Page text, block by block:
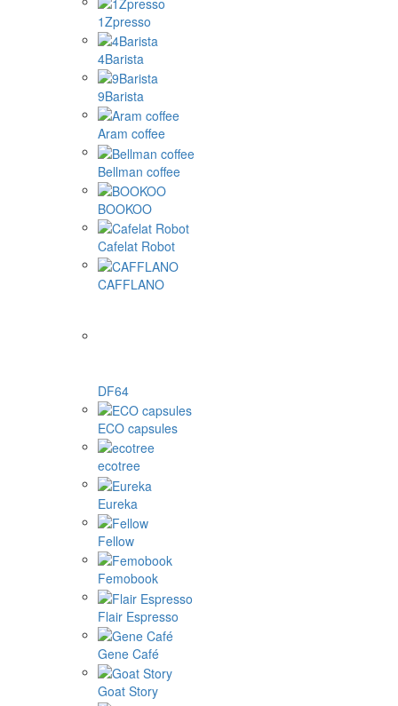
1Zpresso
4Barista
9Barista
Aram coffee
Bellman coffee
BOOKOO
Cafelat Robot
CAFFLANO
DF64
ECO capsules
ecotree
Eureka
Fellow
Femobook
Flair Espresso
Gene Café
Goat Story